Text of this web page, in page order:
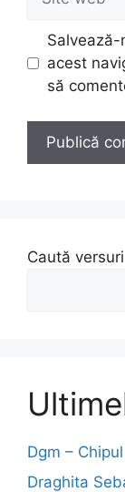
web
acest
să
Caută versuri
Dgm – Chipul
Draghita